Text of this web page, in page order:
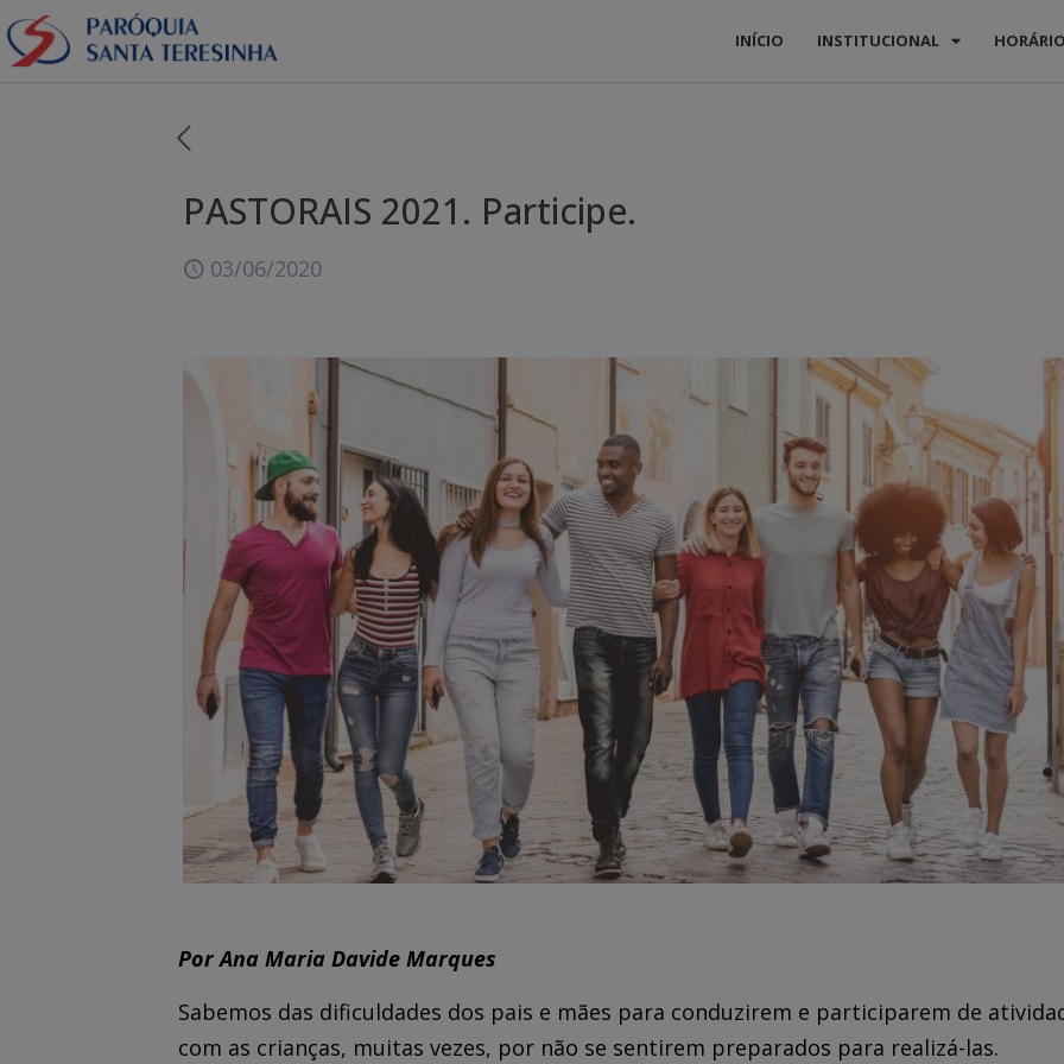
INÍCIO INSTITUCIONAL
PASTORAIS 2021. Participe.
03/06/2020
Por Ana Maria Davide Marques
Sabemos das dificuldades dos pais e mães para conduzirem e participarem de
com as crianças, muitas vezes, por não se sentirem preparados para realizá-las.